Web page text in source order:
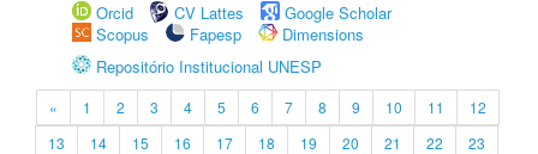
Orcid
CV Lattes
Google Scholar
Scopus
Fapesp
Dimensions
Repositório Institucional UNESP
« 1 2 3 4 5 6 7 8 9 10 11
12
13
14 15 16 17 18 19 20 21 22
23